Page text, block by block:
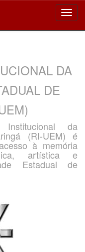
DA
DE
da
(RI-UEM) é
à memória
artística e
Estadual de